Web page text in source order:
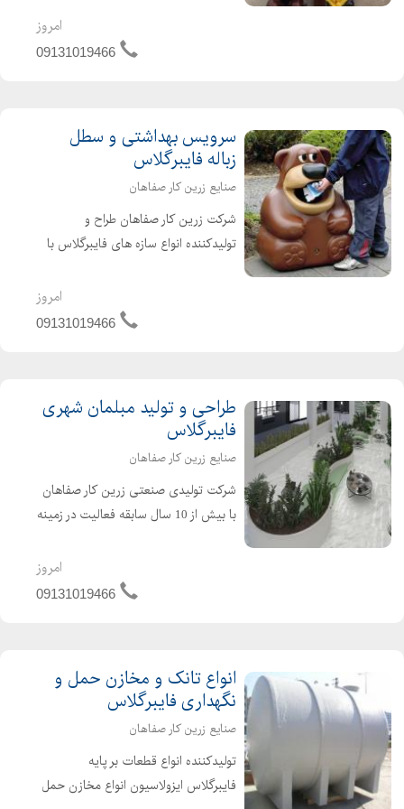
فایبرگلاس - مجسمه های شهری طراحی و
تولید انواع المان های شهری، روستایی و
امروز
09131019466
سرویس بهداشتی و سطل
زباله فایبرگلاس
صنایع زرین کار صفاهان
شرکت زرین کار صفاهان طراح و
تولیدکننده انواع سازه های فایبرگلاس با
سفارش انواع سرویس بهداشتی و سطل
زباله لازمه پارکها و مجموعه های تفریحی
امروز
09131019466
طراحی و تولید مبلمان شهری
فایبرگلاس
صنایع زرین کار صفاهان
شرکت تولیدی صنعتی زرین کار صفاهان
با بیش از 10 سال سابقه فعالیت در زمینه
صورت رسمی با شماره ثبت 24912 در
اصفهان به ثبت رسیده است و با بهره
امروز
09131019466
انواع تانک و مخازن حمل و
نگهداری فایبرگلاس
صنایع زرین کار صفاهان
تولیدکننده انواع قطعات بر پایه
فایبرگلاس ایزولاسیون انواع مخازن حمل